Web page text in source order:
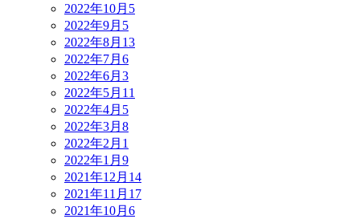
2022年10月 5
2022年9月 5
2022年8月 13
2022年7月 6
2022年6月 3
2022年5月 11
2022年4月 5
2022年3月 8
2022年2月 1
2022年1月 9
2021年12月 14
2021年11月 17
2021年10月 6